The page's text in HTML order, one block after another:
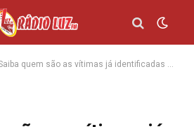
quem são as vítimas já identificadas de desabamento da ponte sobre o rio Tocantins